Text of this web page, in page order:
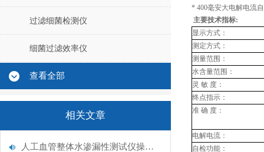
过滤细菌检测仪
细菌过滤效率仪
查看全部
相关文章
人工血管整体水渗漏性测试仪操作中最容易出错的步骤
* 400毫安大电解电流
主要技术指标:
显示方式：
测定方式：
测量范围：
水含量范围：
灵 敏 度：
终点指示：
准 确 度：
电解电流：
自检功能：